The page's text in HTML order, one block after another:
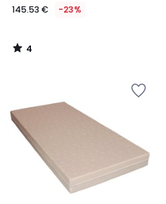
145.53 € -23%
4
/